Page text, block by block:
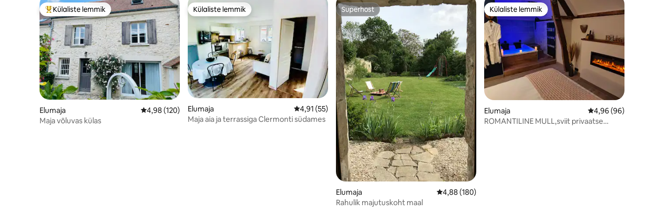
Külaliste suur lemmik
Külaliste lemmik
Elumaja Keskmine hinnang 4,98/5, 120 hinnangut
4,98 (120)
Maja võluvas külas
Külaliste lemmik
Külaliste lemmik
Elumaja Keskmine hinnang 4,91/5, 55 hinnangut
4,91 (55)
Maja aia ja terrassiga Clermonti südames
Superhost
Superhost
Elumaja Keskmine hinnang 4,88/5, 180 hinnangut
4,88 (180)
Rahulik majutuskoht maal
Külaliste lemmik
Külaliste lemmik
Elumaja Keskmine hinnang
4,96 (96)
ROMANTILINE MULL,sviit privaatse